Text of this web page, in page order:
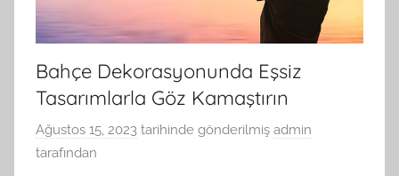
Bahçe Dekorasyonunda Eşsiz
Tasarımlarla Göz Kamaştırın
Ağustos 15, 2023 tarihinde gönderilmiş admin
tarafından